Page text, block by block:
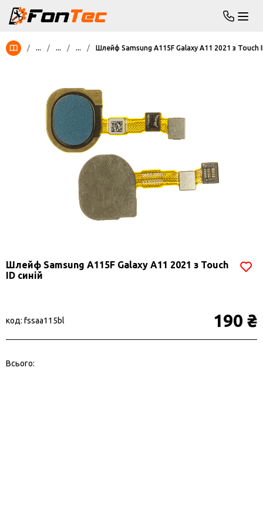
/ ... / ... / ... / Шлейф Samsung A115F Galaxy A11 2021 з Touch
Шлейф Samsung A115F Galaxy A11 2021 з Touch
ID синій
код: fssaa115bl 190 ₴
Всього: